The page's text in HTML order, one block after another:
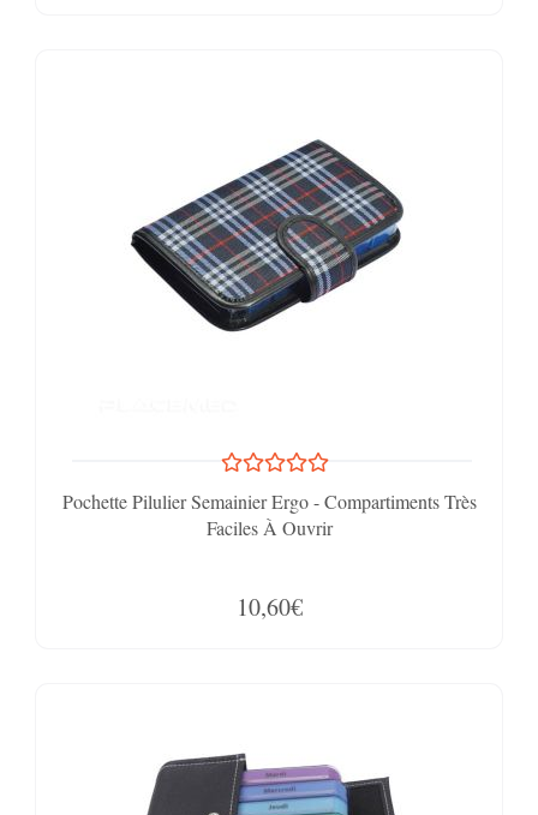
Pochette Pilulier Semainier Ergo - Compartiments Très
Faciles À Ouvrir
10,60€